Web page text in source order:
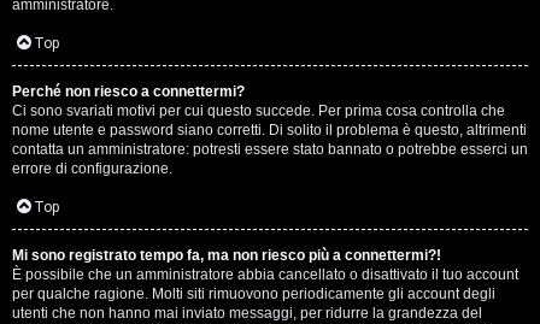
p
o
s
t
a
A
amministratore.
Top
Perché non riesco a connettermi?
Ci sono svariati motivi per cui questo succede. Per prima cosa controlla che
nome utente e password siano corretti. Di solito il problema è questo, altrimenti
contatta un amministratore: potresti essere stato bannato o potrebbe esserci un
errore di configurazione.
Top
Mi sono registrato tempo fa, ma non riesco più a connettermi?!
È possibile che un amministratore abbia cancellato o disattivato il tuo account
per qualche ragione. Molti siti rimuovono periodicamente gli account degli
utenti che non hanno mai inviato messaggi, per ridurre la grandezza del
g
o
s
t
i
n
o